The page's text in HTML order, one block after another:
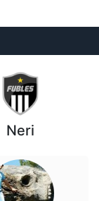
Neri